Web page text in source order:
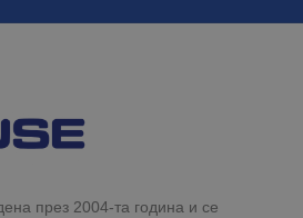
през 2004-та година и се